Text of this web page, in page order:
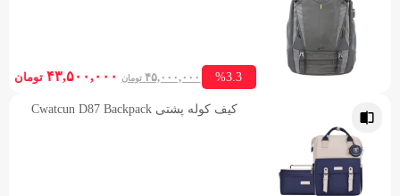
۴۵,۰۰۰,۰۰۰ تومان
Original
was:
۴۳,۵۰۰,۰۰۰ تومان %3.3
کیف کوله پشتی Cwatcun D87 Backpack